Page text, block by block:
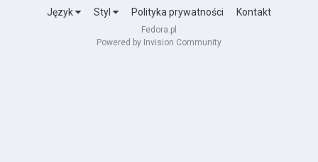
Język Styl Polityka prywatności Kontakt
Fedora.pl
Powered by Invision Community